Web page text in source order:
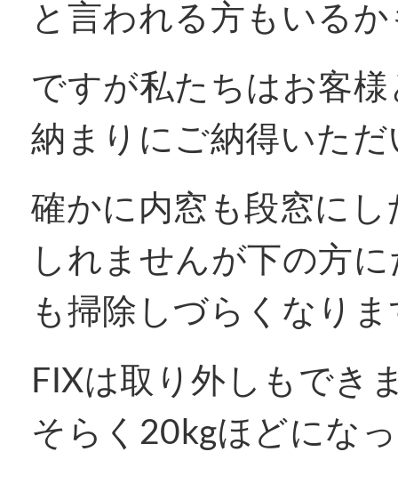
と言われる方もいる
ですが私たちはお客
納まりにご納得いた
確かに内窓も段窓に
しれませんが下の方
も掃除しづらくなりま
FIXは取り外しもでき
そらく20kgほどにな